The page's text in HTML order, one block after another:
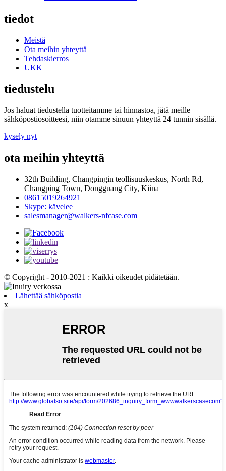
tiedot
Meistä
Ota meihin yhteyttä
Tehdaskierros
UKK
tiedustelu
Jos haluat tiedustella tuotteitamme tai hinnastoa, jätä meille
sähköpostiosoitteesi, niin otamme sinuun yhteyttä 24 tunnin sisällä.
kysely nyt
ota meihin yhteyttä
32th Building, Changpingin teollisuuskeskus, North Rd,
Changping Town, Dongguang City, Kiina
08615019264921
Skype: kävelee
salesmanager@walkers-nfcase.com
© Copyright - 2010-2021 : Kaikki oikeudet pidätetään.
Lähettää sähköpostia
x